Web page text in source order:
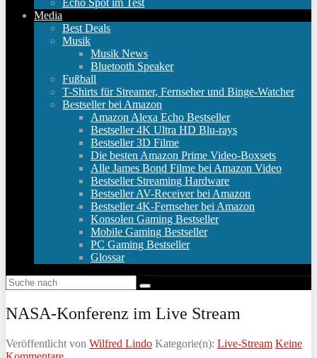
Echo Spot im Test
Media
Best Deals
Musik
Musik News
Bluetooth Speaker
Fußball
T-Shirts für Streamer, Fernseher und Binge-Watcher
Bestseller bei Amazon
Amazon Alexa Echo Bestseller
Bestseller 4K Ultra HD Blu-rays
Bestseller 3D Filme
Die besten Amazon Prime Video-Boxsets
Alle James Bond Filme bei Amazon Video
Bestseller Streaming Hardware
Bestseller AV-Receiver bei Amazon
Bestseller 4K-Fernseher bei Amazon
Konsolen Gaming Bestseller
Mobile Gaming Bestseller
PC Gaming Bestseller
Glossar
NASA-Konferenz im Live Stream
Veröffentlicht von Wilfred Lindo Kategorie(n): Live-Stream Keine